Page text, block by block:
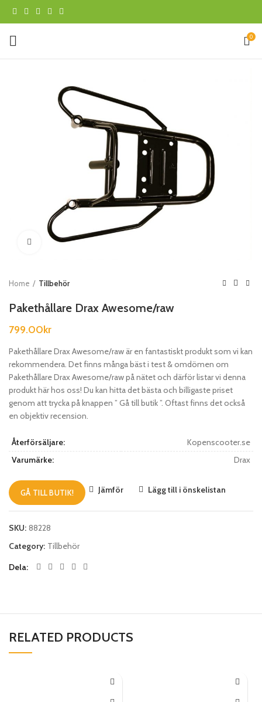
0
Klicka för att förstora
Home Tillbehör
Pakethållare Drax Awesome/raw
799.00kr
Pakethållare Drax Awesome/raw är en fantastiskt produkt som vi kan
rekommendera. Det finns många bäst i test & omdömen om
Pakethållare Drax Awesome/raw på nätet och därför listar vi denna
produkt här hos oss! Du kan hitta det bästa och billigaste priset
genom att trycka på knappen ” Gå till butik ”. Oftast finns det också
en objektiv recension.
Återförsäljare:
Kopenscooter.se
Varumärke:
Drax
GÅ TILL BUTIK! Jämför Lägg till i önskelistan
SKU: 88228
Category: Tillbehör
Dela
RELATED PRODUCTS